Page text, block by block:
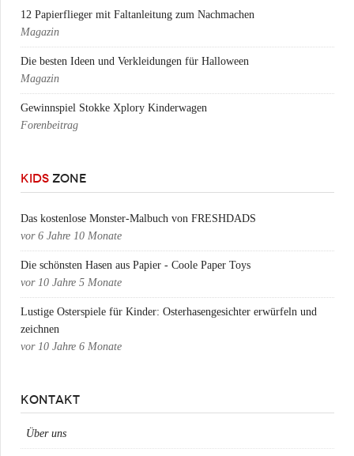
12 Papierflieger mit Faltanleitung zum Nachmachen
Magazin
Die besten Ideen und Verkleidungen für Halloween
Magazin
Gewinnspiel Stokke Xplory Kinderwagen
Forenbeitrag
KIDS ZONE
Das kostenlose Monster-Malbuch von FRESHDADS
vor 6 Jahre 10 Monate
Die schönsten Hasen aus Papier - Coole Paper Toys
vor 10 Jahre 5 Monate
Lustige Osterspiele für Kinder: Osterhasengesichter erwürfeln und
zeichnen
vor 10 Jahre 6 Monate
KONTAKT
Über uns